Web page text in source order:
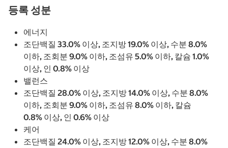
등록 성분
에너지
조단백질 33.0% 이상, 조지방 19.0% 이상, 수분 8.0%
이하, 조회분 9.0% 이하, 조섬유 5.0% 이하, 칼슘 1.0%
이상, 인 0.8% 이상
밸런스
조단백질 28.0% 이상, 조지방 14.0% 이상, 수분 8.0%
이하, 조회분 9.0% 이하, 조섬유 8.0% 이하, 칼슘
0.8% 이상, 인 0.6% 이상
케어
조단백질 24.0% 이상, 조지방 12.0% 이상, 수분 8.0%